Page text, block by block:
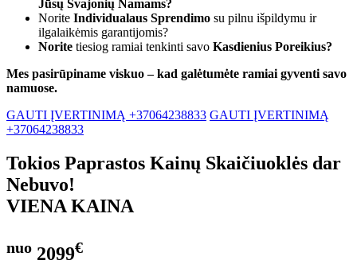
Jūsų Svajonių Namams?
Norite Individualaus Sprendimo su pilnu išpildymu ir
ilgalaikėmis garantijomis?
Norite tiesiog ramiai tenkinti savo Kasdienius Poreikius?
Mes pasirūpiname viskuo – kad galėtumėte ramiai gyventi savo
namuose.
GAUTI ĮVERTINIMĄ +37064238833 GAUTI ĮVERTINIMĄ
+37064238833
Tokios Paprastos Kainų Skaičiuoklės dar
Nebuvo!
VIENA KAINA
nuo 2099€